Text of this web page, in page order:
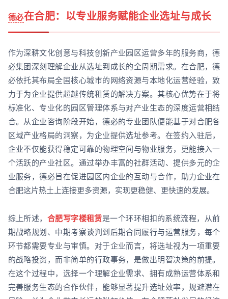
德必在合肥：以专业服务赋能企业选址与成长
作为深耕文化创意与科技创新产业园区运营多年的服务商，德
必集团深刻理解企业从选址到成长的全周期需求。在合肥，德
必依托其布局全国核心城市的网络资源与本地化运营经验，致
力于为企业提供超越传统租赁的解决方案。其核心优势在于将
标准化、专业化的园区管理体系与对产业生态的深度运营相结
合。从企业咨询阶段开始，德必的专业团队便能基于对合肥各
区域产业格局的洞察，为企业提供选址参考。在签约入驻后，
企业不仅能获得稳定可靠的物理空间与物业服务，更能接入一
个活跃的产业社区。通过举办丰富的社群活动、提供多元的企
业服务，德必旨在促进园区内企业的互动与合作，助力企业在
合肥这片热土上连接更多资源，实现更稳健、更快速的发展。
综上所述， 合肥写字楼租赁是一个环环相扣的系统流程，从前
期战略规划、中期考察谈判到后期合同履行与运营服务，每个
环节都需要专业与审慎。对于企业而言，将选址视为一项重要
的战略投资，而非简单的行政事务，是做出明智决策的前提。
在这个过程中，选择一个理解企业需求、拥有成熟运营体系和
完善服务生态的合作伙伴，能够显著提升选址效率，规避潜在